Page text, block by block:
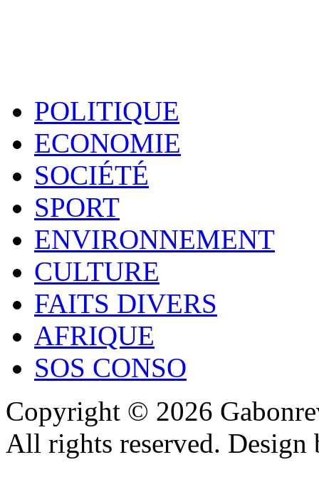
POLITIQUE
ECONOMIE
SOCIÉTÉ
SPORT
ENVIRONNEMENT
CULTURE
FAITS DIVERS
AFRIQUE
SOS CONSO
Copyright © 2026
All rights reserved.